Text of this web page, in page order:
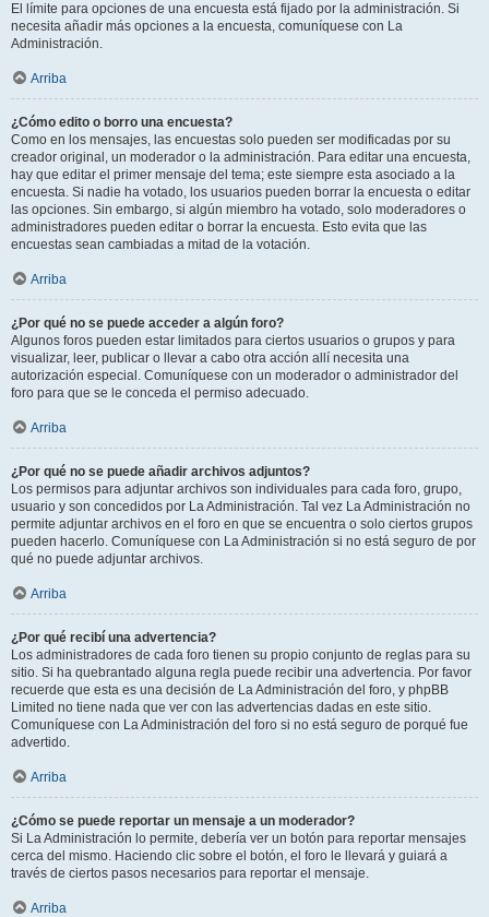
El límite para opciones de una encuesta está fijado por la administración. Si
necesita añadir más opciones a la encuesta, comuníquese con La
Administración.
Arriba
¿Cómo edito o borro una encuesta?
Como en los mensajes, las encuestas solo pueden ser modificadas por su
creador original, un moderador o la administración. Para editar una encuesta,
hay que editar el primer mensaje del tema; este siempre esta asociado a la
encuesta. Si nadie ha votado, los usuarios pueden borrar la encuesta o editar
las opciones. Sin embargo, si algún miembro ha votado, solo moderadores o
administradores pueden editar o borrar la encuesta. Esto evita que las
encuestas sean cambiadas a mitad de la votación.
Arriba
¿Por qué no se puede acceder a algún foro?
Algunos foros pueden estar limitados para ciertos usuarios o grupos y para
visualizar, leer, publicar o llevar a cabo otra acción allí necesita una
autorización especial. Comuníquese con un moderador o administrador del
foro para que se le conceda el permiso adecuado.
Arriba
¿Por qué no se puede añadir archivos adjuntos?
Los permisos para adjuntar archivos son individuales para cada foro, grupo,
usuario y son concedidos por La Administración. Tal vez La Administración no
permite adjuntar archivos en el foro en que se encuentra o solo ciertos grupos
pueden hacerlo. Comuníquese con La Administración si no está seguro de por
qué no puede adjuntar archivos.
Arriba
¿Por qué recibí una advertencia?
Los administradores de cada foro tienen su propio conjunto de reglas para su
sitio. Si ha quebrantado alguna regla puede recibir una advertencia. Por favor
recuerde que esta es una decisión de La Administración del foro, y phpBB
Limited no tiene nada que ver con las advertencias dadas en este sitio.
Comuníquese con La Administración del foro si no está seguro de porqué fue
advertido.
Arriba
¿Cómo se puede reportar un mensaje a un moderador?
Si La Administración lo permite, debería ver un botón para reportar mensajes
cerca del mismo. Haciendo clic sobre el botón, el foro le llevará y guiará a
través de ciertos pasos necesarios para reportar el mensaje.
Arriba